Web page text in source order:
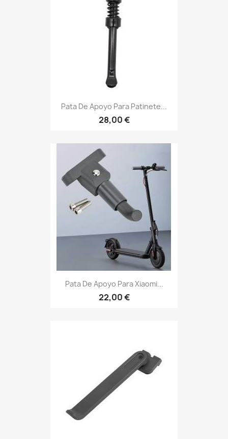
Pata De Apoyo Para Patinete...
28,00 €
Pata De Apoyo Para Xiaomi...
22,00 €